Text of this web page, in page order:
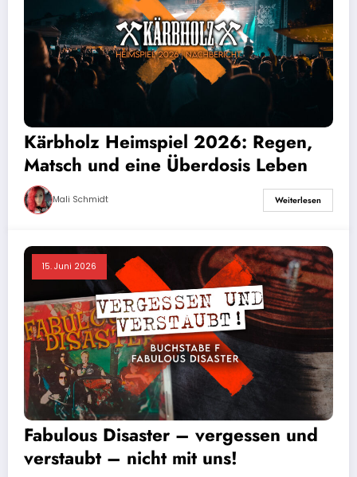
Kärbholz Heimspiel 2026: Regen,
Matsch und eine Überdosis Leben
Mali Schmidt Weiterlesen
15. Juni 2026
Fabulous Disaster – vergessen und
verstaubt – nicht mit uns!